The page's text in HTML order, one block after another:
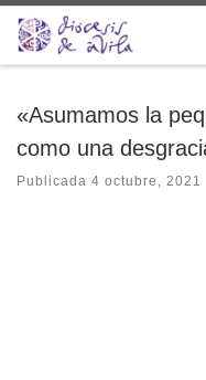
Saltar al contenido
«Asumamos la
como una
Publicada 4 octubre, 2021